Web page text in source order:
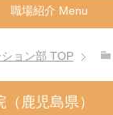
ョン部 TOP
鹿児島県）
職場紹介 Menu